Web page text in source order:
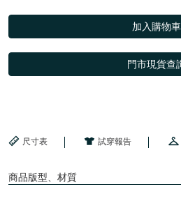
加入購物車
門市現貨查
尺寸表 試穿報告
商品版型、材質